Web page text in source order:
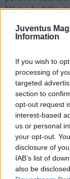
Juventus
Information
If you wish to
processing of
targeted
section to
opt-out request
interest-based
us or personal
your opt-out.
disclosure of
IAB’s list of
also be
Milan e ha fatto
70'. Con il
però accelerava.
facendo il Napoli.
forte della
stata equilibrata.
e il Napoli sta
centrocampo del
imbarazzante.
possono partire
Ha molto
colpire da un
Juventus è
pazzesco. Chi